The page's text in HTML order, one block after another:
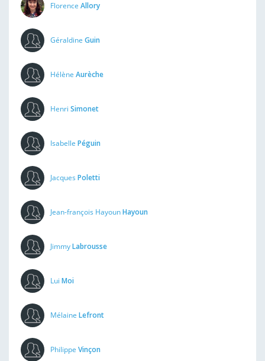
Florence Allory
Géraldine Guin
Hélène Aurèche
Henri Simonet
Isabelle Péguin
Jacques Poletti
Jean-françois HayounHayoun
JimmyLabrousse
Lui Moi
Mélaine Lefront
Philippe Vinçon